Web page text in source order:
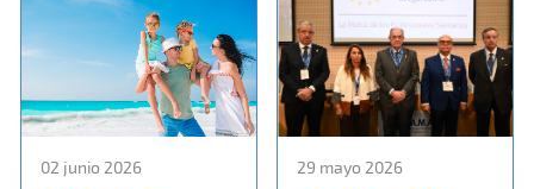
02 junio 2026 29 mayo 2026